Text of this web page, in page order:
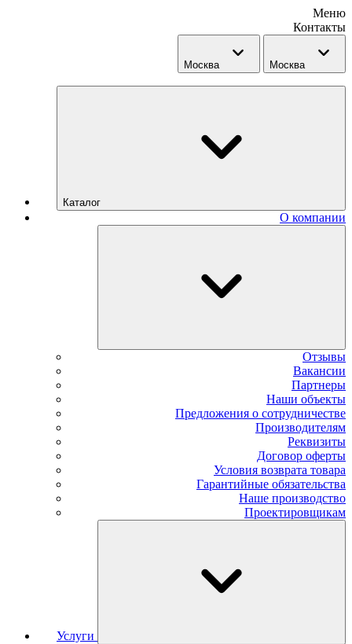
Меню
Контакты
Москва Москва
Каталог
О компании
Отзывы
Вакансии
Партнеры
Наши объекты
Предложения о сотрудничестве
Производителям
Реквизиты
Договор оферты
Условия возврата товара
Гарантийные обязательства
Наше производство
Проектировщикам
Услуги